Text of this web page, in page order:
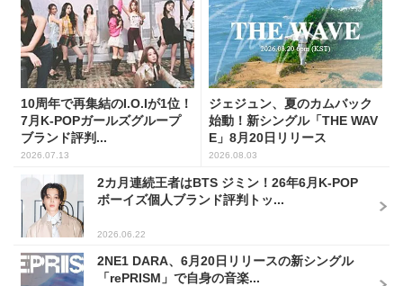
10周年で再集結のI.O.Iが1位！
7月K-POPガールズグループ
ブランド評判...
2026.07.13
ジェジュン、夏のカムバック
始動！新シングル「THE WAV
E」8月20日リリース
2026.08.03
2カ月連続王者はBTS ジミン！26年6月K-POP
ボーイズ個人ブランド評判トッ...
2026.06.22
2NE1 DARA、6月20日リリースの新シングル
「rePRISM」で自身の音楽...